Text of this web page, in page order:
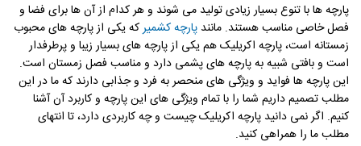
پارچه ها با تنوع بسیار زیادی تولید می شوند و هر کدام از آن ها برای فضا و
فصل خاصی مناسب هستند. مانند پارچه کشمیرکه یکی از پارچه های محبوب
زمستانه است، پارچه اکریلیک هم یکی از پارچه های بسیار زیبا و پرطرفدار
است و بافتی شبیه به پارچه های پشمی دارد و مناسب فصل زمستان است.
این پارچه ها فواید و ویژگی های منحصر به فرد و جذابی دارند که ما در این
مطلب تصمیم داریم شما را با تمام ویژگی های این پارچه و کاربرد آن آشنا
کنیم. اگر نمی دانید پارچه اکریلیک چیست و چه کاربردی دارد، تا انتهای
مطلب ما را همراهی کنید.